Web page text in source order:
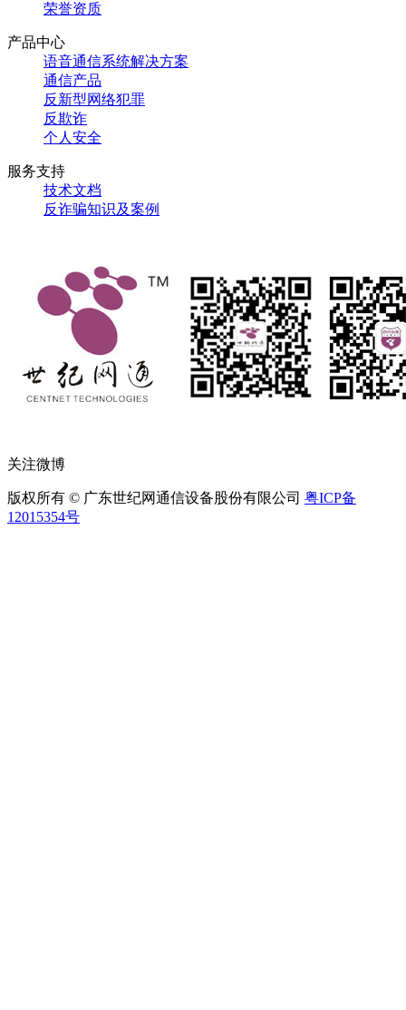
荣誉资质
产品中心
语音通信系统解决方案
通信产品
反新型网络犯罪
反欺诈
个人安全
服务支持
技术文档
反诈骗知识及案例
关注微博
版权所有 © 广东世纪网通信设备股份有限公司 粤ICP备
12015354号